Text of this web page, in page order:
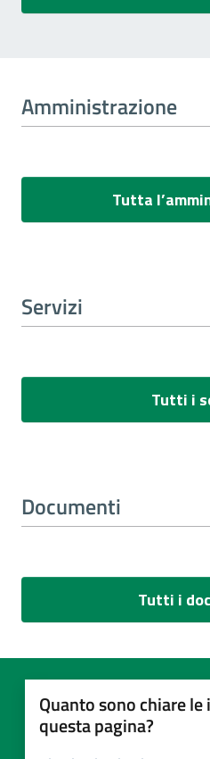
Amministrazione
Tutta
Servizi
Tutti i
Documenti
Tutti i
Quanto sono chiare
questa pagina?